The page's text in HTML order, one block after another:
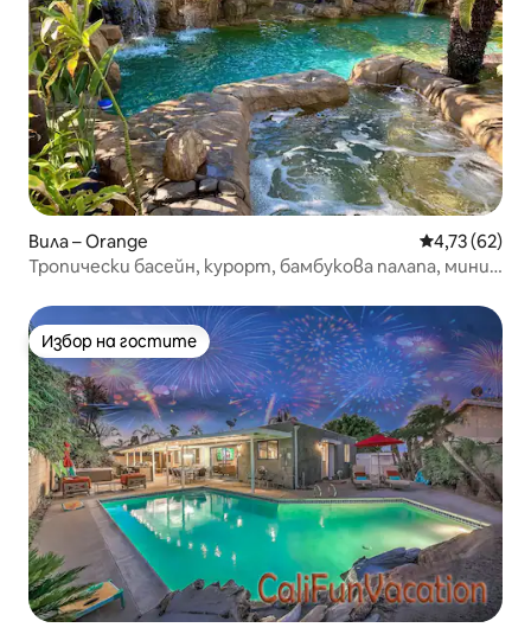
Вила – Orange Средна
4,73 (62)
Тропически басейн, курорт, бамбукова палапа, мини
Избор на гостите
Избор на гостите